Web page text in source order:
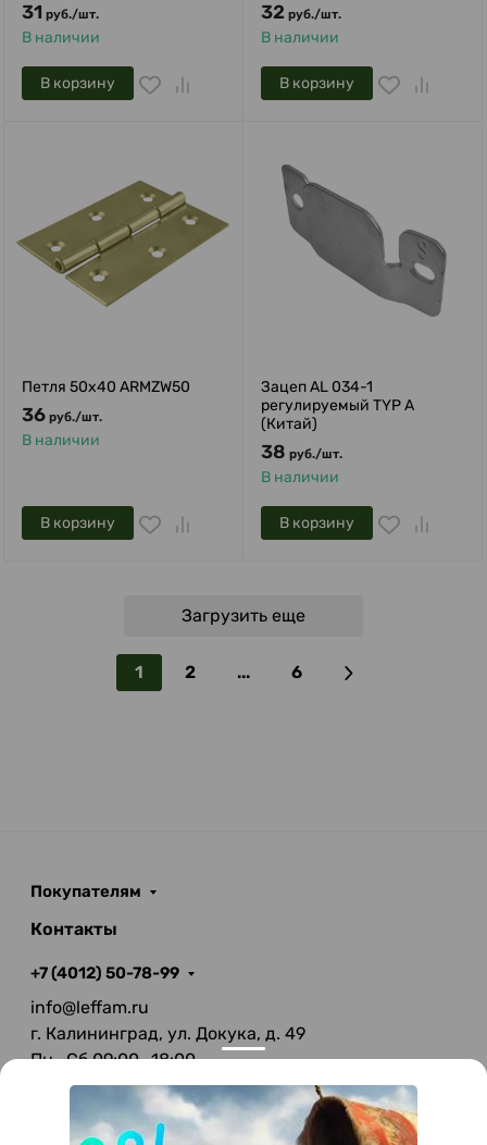
31 руб./шт.
В наличии
В корзину
32 руб./шт.
В наличии
В корзину
Петля 50х40 ARMZW50
36 руб./шт.
В наличии
В корзину
Зацеп AL 034-1
регулируемый TYP A
(Китай)
38 руб./шт.
В наличии
В корзину
Загрузить еще
1 2 ... 6
Покупателям
Контакты
+7 (4012) 50-78-99
info@leffam.ru
г. Калининград, ул. Докука, д. 49
Пн—Сб 09:00—18:00
Вс—Выходной